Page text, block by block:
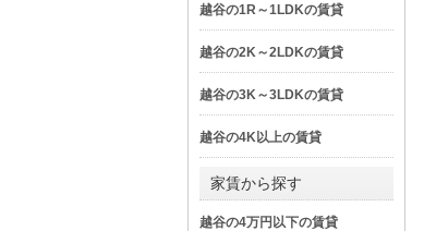
越谷の1R～1LDKの賃貸
越谷の2K～2LDKの賃貸
越谷の3K～3LDKの賃貸
越谷の4K以上の賃貸
家賃から探す
越谷の4万円以下の賃貸